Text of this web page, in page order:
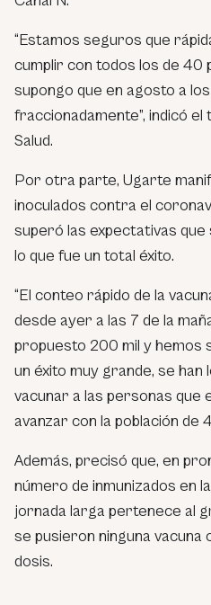
“Estamos seguros que
cumplir con todos los de 40
supongo que en agosto a
fraccionadamente”, indicó
Salud.
Por otra parte, Ugarte
inoculados contra el
superó las expectativas que
lo que fue un total éxito.
“El conteo rápido de la
desde ayer a las 7 de la
propuesto 200 mil y hemos
un éxito muy grande, se
vacunar a las personas que
avanzar con la población de
Además, precisó que, en
número de inmunizados en
jornada larga pertenece al
se pusieron ninguna vacuna
dosis.